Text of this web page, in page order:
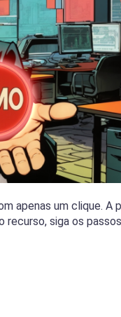
apenas um clique. A
siga os